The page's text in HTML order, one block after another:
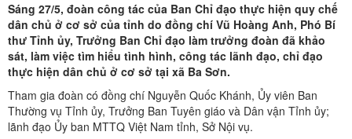
Sáng 27/5, đoàn công tác của Ban Chỉ đạo thực hiện quy chế
dân chủ ở cơ sở của tỉnh do đồng chí Vũ Hoàng Anh, Phó Bí
thư Tỉnh ủy, Trưởng Ban Chỉ đạo làm trưởng đoàn đã khảo
sát, làm việc tìm hiểu tình hình, công tác lãnh đạo, chỉ đạo
thực hiện dân chủ ở cơ sở tại xã Ba Sơn.
Tham gia đoàn có đồng chí Nguyễn Quốc Khánh, Ủy viên Ban
Thường vụ Tỉnh ủy, Trưởng Ban Tuyên giáo và Dân vận Tỉnh ủy;
lãnh đạo Ủy ban MTTQ Việt Nam tỉnh, Sở Nội vụ.